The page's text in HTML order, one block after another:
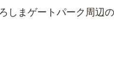
しまゲートパーク周辺